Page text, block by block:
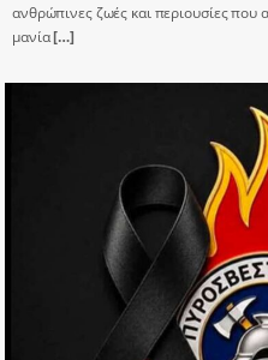
ανθρώπινες ζωές και περιουσίες
μανία[…]